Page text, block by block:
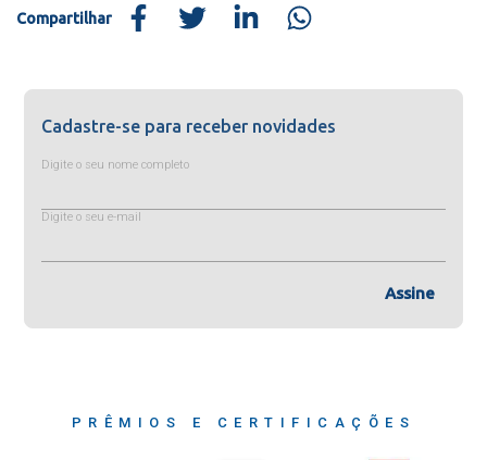
Compartilhar
Cadastre-se para receber novidades
Digite o seu nome completo
Digite o seu e-mail
Assine
PRÊMIOS E CERTIFICAÇÕES